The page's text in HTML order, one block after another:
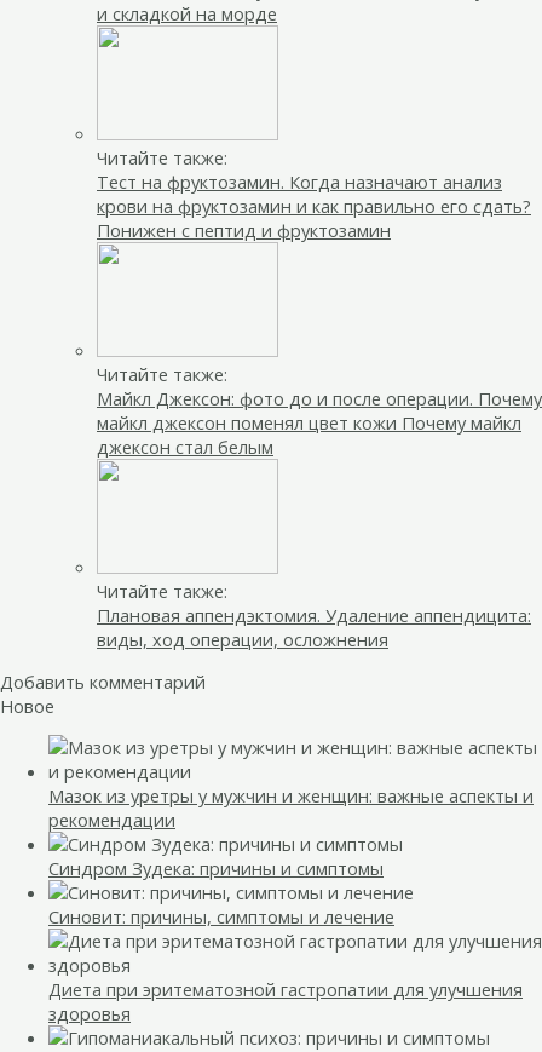
и складкой на морде
Читайте также:
Тест на фруктозамин. Когда назначают анализ
крови на фруктозамин и как правильно его сдать?
Понижен с пептид и фруктозамин
Читайте также:
Майкл Джексон: фото до и после операции. Почему
майкл джексон поменял цвет кожи Почему майкл
джексон стал белым
Читайте также:
Плановая аппендэктомия. Удаление аппендицита:
виды, ход операции, осложнения
Добавить комментарий
Новое
Мазок из уретры у мужчин и женщин: важные аспекты и
рекомендации
Синдром Зудека: причины и симптомы
Синовит: причины, симптомы и лечение
Диета при эритематозной гастропатии для улучшения
здоровья